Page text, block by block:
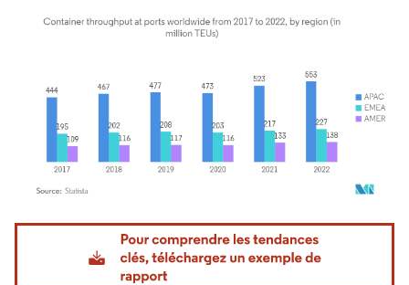
Image © Mordor Intelligence. La réutilisation nécessite une attribution sous CC BY